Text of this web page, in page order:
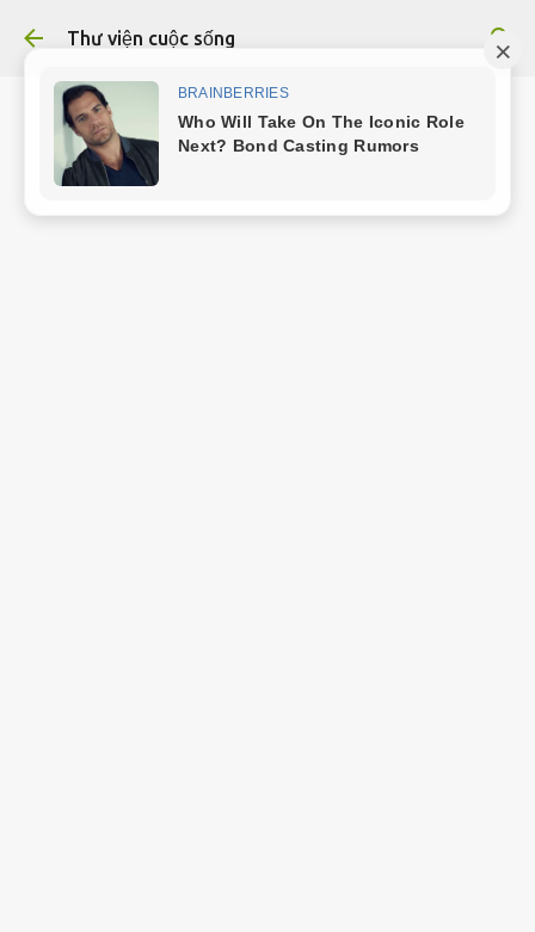
Chuyển đến nội dung chính
Thư viện cuộc sống